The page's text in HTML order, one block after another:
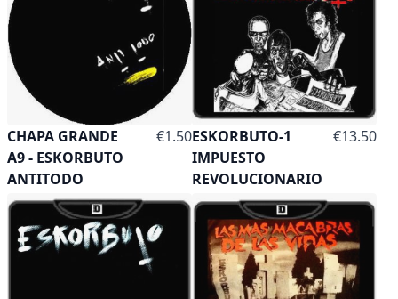
CHAPA GRANDE
A9 - ESKORBUTO
ANTITODO
€1.50ESKORBUTO-1
IMPUESTO
REVOLUCIONARIO
As low as
€13.50